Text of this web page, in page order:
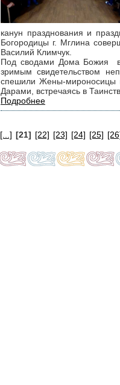
канун празднования и
Богородицы г. Мглина
Василий Климчук.
Под сводами Дома Божия в
зримым свидетельством
спешили Жены-мироносицы
Дарами, встречаясь в
Подробнее
[...] [21] [22] [23] [24] [25]